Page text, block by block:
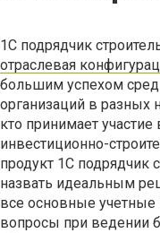
1С подрядчик
отраслевая
большим успехом
организаций в разных
кто принимает участие
инвестиционно-
продукт 1С подрядчик
назвать идеальным
все основные учетные
вопросы при ведении